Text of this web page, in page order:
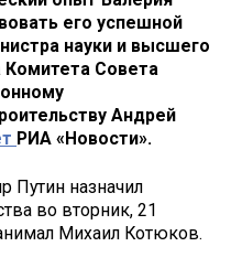
его успешной
науки и высшего
Комитета Совета
Андрей
РИА «Новости».
Путин назначил
во вторник, 21
Михаил Котюков.